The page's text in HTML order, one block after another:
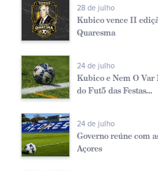
28 de julho
Kubico vence II
Quaresma
24 de julho
Kubico e Nem O Var
do Fut5 das Festas...
24 de julho
Governo reúne com
Açores